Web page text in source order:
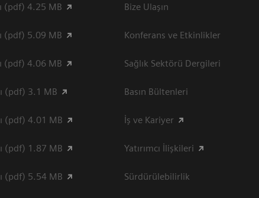
(pdf) 4.25 MB
(pdf) 5.09 MB
(pdf) 4.06 MB
(pdf) 3.1 MB
(pdf) 4.01 MB
(pdf) 1.87 MB
(pdf) 5.54 MB
Bize Ulaşın
Konferans ve Etkinlikler
Sağlık Sektörü Dergileri
Basın Bültenleri
İş ve Kariyer
Yatırımcı İlişkileri
Sürdürülebilirlik